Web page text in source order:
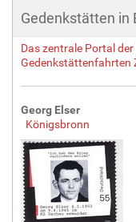
G
ö
ß
Gedenkstätten in
Das zentrale Portal der
Gedenkstättenfahrten
Georg Elser
Königsbronn